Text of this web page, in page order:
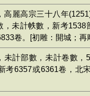
高麗高宗三十八年
，未計帙數，新考1538
卷。[初雕：開城；再
未計部數，未計卷數，
考6357或6361卷，北